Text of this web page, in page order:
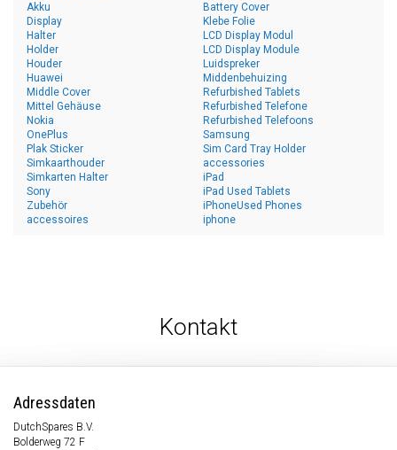
Akku
Battery Cover
Display
Halter
Holder
Houder
Huawei
Klebe Folie
LCD Display Modul
LCD Display Module
Luidspreker
Middenbehuizing
Middle Cover
Mittel Gehäuse
Nokia
OnePlus
Plak Sticker
Refurbished Tablets
Refurbished Telefone
Refurbished Telefoons
Samsung
Sim Card Tray Holder
Simkaarthouder
Simkarten Halter
Sony
Zubehör
accessoires
accessories
iPad
iPad Used Tablets
iPhoneUsed Phones
iphone
Kontakt
Adressdaten
DutchSpares B.V.
Bolderweg 72 F